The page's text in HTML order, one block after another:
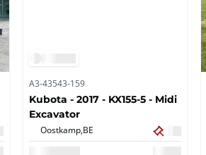
A3-43543-159
Kubota - 2017 - KX155-5 - Midi
Excavator
Oostkamp, BE